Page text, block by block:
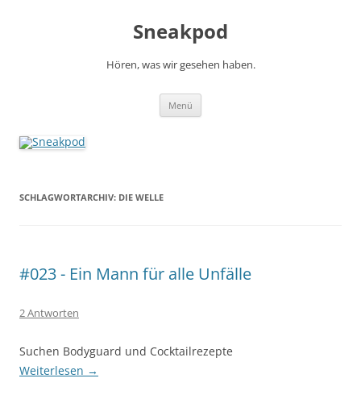
Sneakpod
Hören, was wir gesehen haben.
Menü
SCHLAGWORTARCHIV: DIE WELLE
#023 - Ein Mann für alle Unfälle
2 Antworten
Suchen Bodyguard und Cocktailrezepte
Weiterlesen →